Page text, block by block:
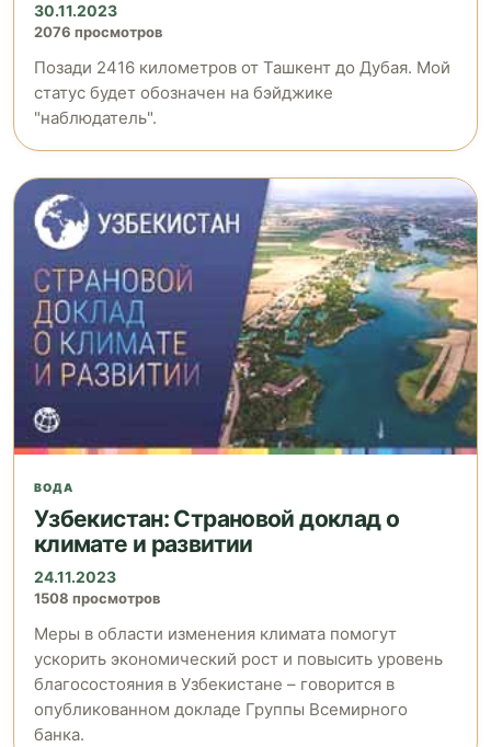
30.11.2023
2076 просмотров
Позади 2416 километров от Ташкент до Дубая. Мой
статус будет обозначен на бэйджике
"наблюдатель".
ВОДА
Узбекистан: Страновой доклад о
климате и развитии
24.11.2023
1508 просмотров
Меры в области изменения климата помогут
ускорить экономический рост и повысить уровень
благосостояния в Узбекистане – говорится в
опубликованном докладе Группы Всемирного
банка.